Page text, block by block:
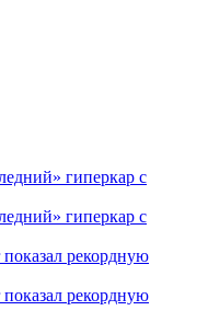
гиперкар с
гиперкар с
рекордную
рекордную